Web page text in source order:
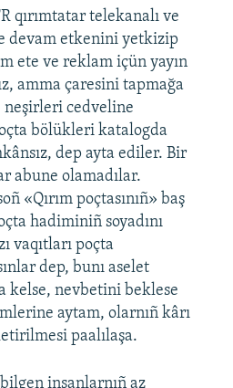
qırımtatar telekanalı ve
devam etkenini yetkizip
ete ve reklam içün yayın
amma çaresini tapmağa
neşirleri cedveline
bölükleri katalogda
dep ayta ediler. Bir
abune olamadılar.
«Qırım poçtasınıñ» baş
hadiminiñ soyadını
vaqıtları poçta
dep, bunı aselet
kelse, nevbetini beklese
aytam, olarnıñ kârı
paalılaşa.
insanlarnıñ az